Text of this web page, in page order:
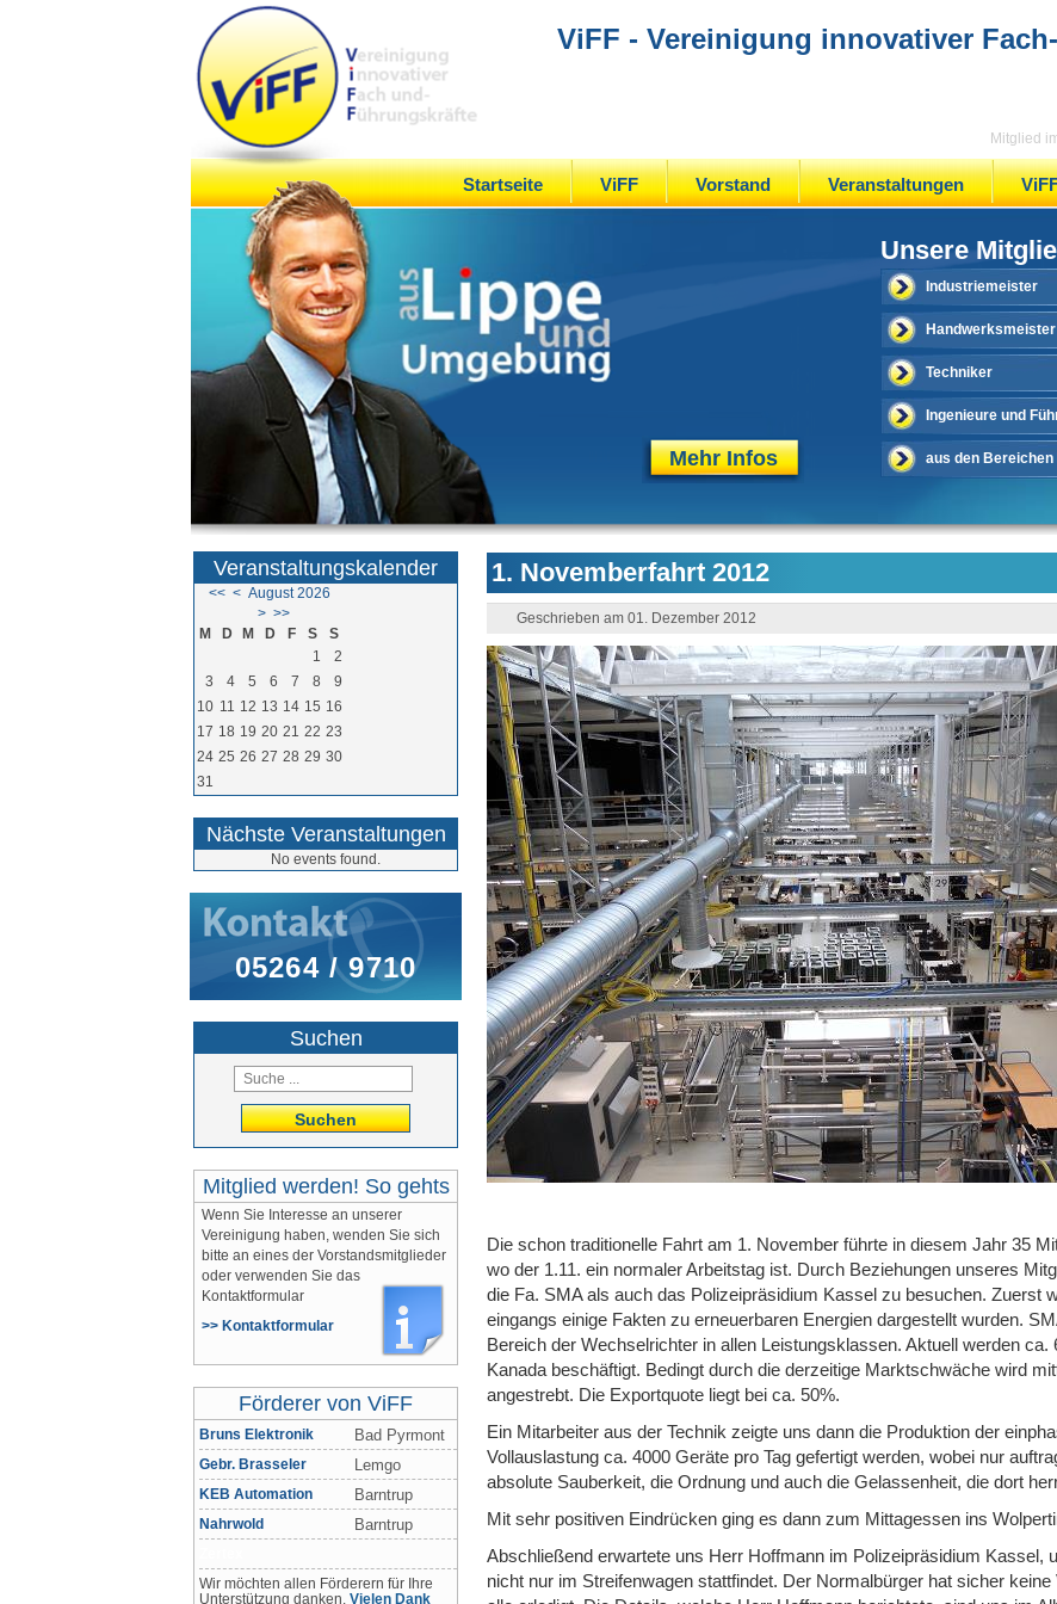
ViFF - Vereinigung innovativer
Mitglied
Startseite ViFF Vorstand Veranstaltungen
Mehr Infos
Unsere
Industriemeister
Handwerksmeister
Techniker
Ingenieure und
aus den
1. Novemberfahrt 2012
Geschrieben am 01. Dezember 2012
Die schon traditionelle Fahrt am 1. November führte in diesem Jahr 35
wo der 1.11. ein normaler Arbeitstag ist. Durch Beziehungen unseres
die Fa. SMA als auch das Polizeipräsidium Kassel zu besuchen. Zuerst
eingangs einige Fakten zu erneuerbaren Energien dargestellt wurden.
Bereich der Wechselrichter in allen Leistungsklassen. Aktuell werden
Kanada beschäftigt. Bedingt durch die derzeitige Marktschwäche wird
angestrebt. Die Exportquote liegt bei ca. 50%.
Ein Mitarbeiter aus der Technik zeigte uns dann die Produktion der
Vollauslastung ca. 4000 Geräte pro Tag gefertigt werden, wobei nur
absolute Sauberkeit, die Ordnung und auch die Gelassenheit, die dort
Mit sehr positiven Eindrücken ging es dann zum Mittagessen ins
Abschließend erwartete uns Herr Hoffmann im Polizeipräsidium Kassel,
nicht nur im Streifenwagen stattfindet. Der Normalbürger hat sicher keine
Veranstaltungskalender
<< < August 2026
> >>
M
D M D F S
S
1
2
3
4 5 6 7 8
9
10 11 12 13 14 15 16
17 18 19 20 21 22 23
24 25 26 27 28 29 30
31
Nächste Veranstaltungen
No events found.
05264 / 9710
Suchen
Suchen
Mitglied werden! So gehts
Wenn Sie Interesse an unserer
Vereinigung haben, wenden Sie sich
bitte an eines der Vorstandsmitglieder
oder verwenden Sie das
Kontaktformular
>> Kontaktformular
Förderer von ViFF
Bruns Elektronik Bad Pyrmont
Gebr. Brasseler Lemgo
KEB Automation Barntrup
Nahrwold Barntrup
Wir möchten allen Förderern für Ihre
Unterstützung danken. Vielen Dank